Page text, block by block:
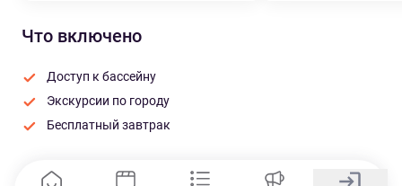
Что включено
Доступ к бассейну
Экскурсии по городу
Бесплатный завтрак